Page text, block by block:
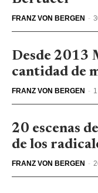
FRANZ VON BERGEN -
Desde 2013
cantidad de
FRANZ VON BERGEN -
20 escenas
de los
FRANZ VON BERGEN -